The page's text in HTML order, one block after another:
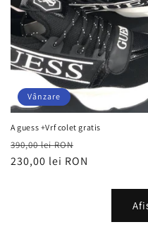
Vânzare
A guess +Vrf colet gratis
Preț
obișnuit
390,00 lei RON
redus
230,00 lei RON